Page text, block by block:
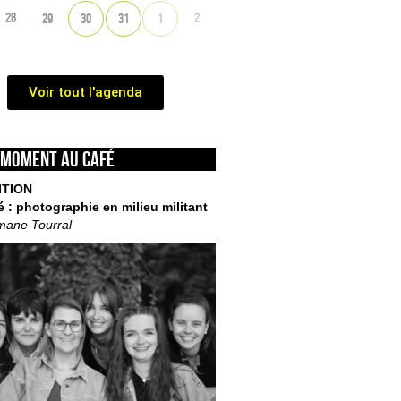
28 29 30 31 1 2
Voir tout l'agenda
au café
: photographie en milieu militant
Tourral